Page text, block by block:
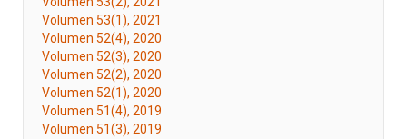
Volumen 53(1), 2021
Volumen 52(4), 2020
Volumen 52(3), 2020
Volumen 52(2), 2020
Volumen 52(1), 2020
Volumen 51(4), 2019
Volumen 51(3), 2019